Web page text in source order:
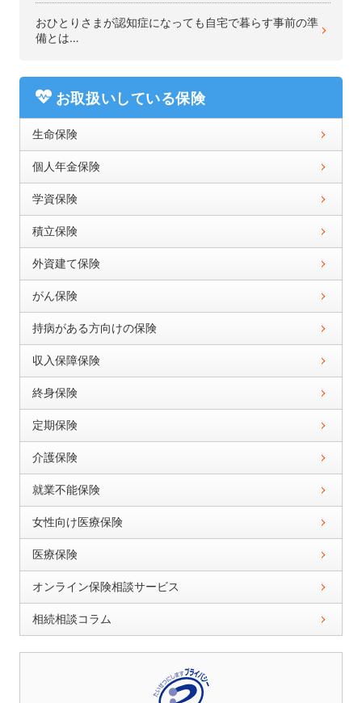
おひとりさまが認知症になっても自宅で暮らす事前の準
備とは…
お取扱いしている保険
生命保険
個人年金保険
学資保険
積立保険
外資建て保険
がん保険
持病がある方向けの保険
収入保障保険
終身保険
定期保険
介護保険
就業不能保険
女性向け医療保険
医療保険
オンライン保険相談サービス
相続相談コラム